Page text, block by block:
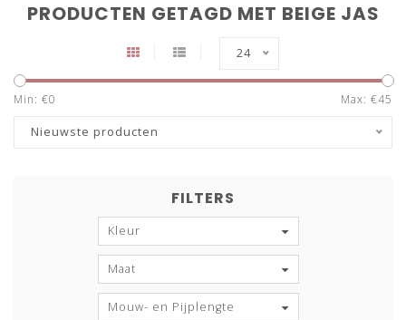
PRODUCTEN GETAGD MET BEIGE JAS
24
Min: €0 Max: €45
Nieuwste producten
FILTERS
Kleur
Maat
Mouw- en Pijplengte